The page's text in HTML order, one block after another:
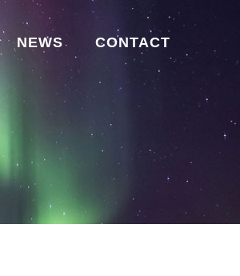
NEWS CONTACT